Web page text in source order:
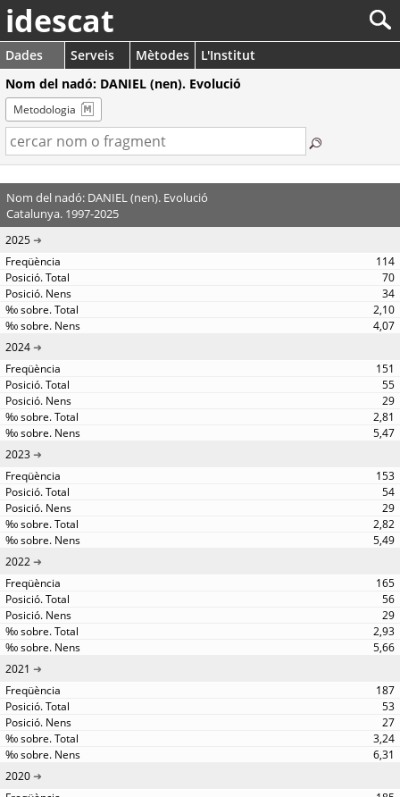
idescat
Dades Serveis Mètodes
L'Institut
Nom del nadó: DANIEL (nen). Evolució
Metodologia
Nom del nadó: DANIEL (nen). Evolució
Catalunya. 1997-2025
2025
114
70
34
2,10
4,07
2024
151
55
29
2,81
5,47
2023
153
54
29
2,82
5,49
2022
165
56
29
2,93
5,66
2021
187
53
27
3,24
6,31
2020